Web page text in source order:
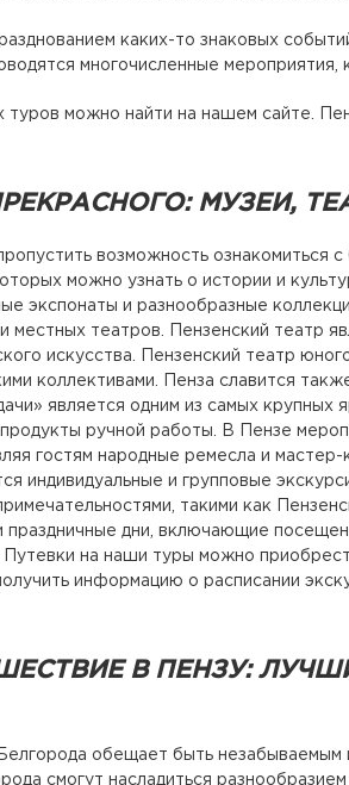
каких-то знаковых
многочисленные
можно найти на нашем сайте.
МУЗЕИ,
возможность ознакомиться
можно узнать о истории и
экспонаты и разнообразные
театров. Пензенский театр
искусства. Пензенский театр
коллективами. Пенза славится
является одним из самых крупных
ручной работы. В Пензе
гостям народные ремесла и
индивидуальные и групповые
такими как
дни, включающие
Путевки на наши туры можно
информацию о расписании
В ПЕНЗУ:
обещает быть
смогут насладиться